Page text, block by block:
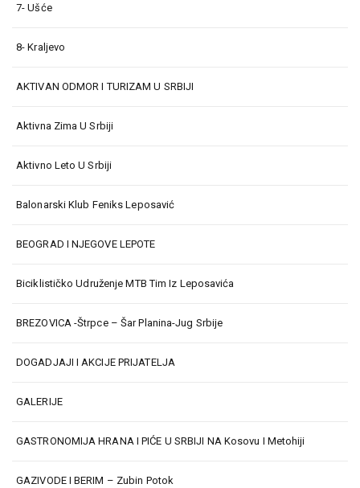
7- Ušće
8- Kraljevo
AKTIVAN ODMOR I TURIZAM U SRBIJI
Aktivna Zima U Srbiji
Aktivno Leto U Srbiji
Balonarski Klub Feniks Leposavić
BEOGRAD I NJEGOVE LEPOTE
Biciklističko Udruženje MTB Tim Iz Leposavića
BREZOVICA -Štrpce – Šar Planina-Jug Srbije
DOGADJAJI I AKCIJE PRIJATELJA
GALERIJE
GASTRONOMIJA HRANA I PIĆE U SRBIJI NA Kosovu I Metohiji
GAZIVODE I BERIM – Zubin Potok